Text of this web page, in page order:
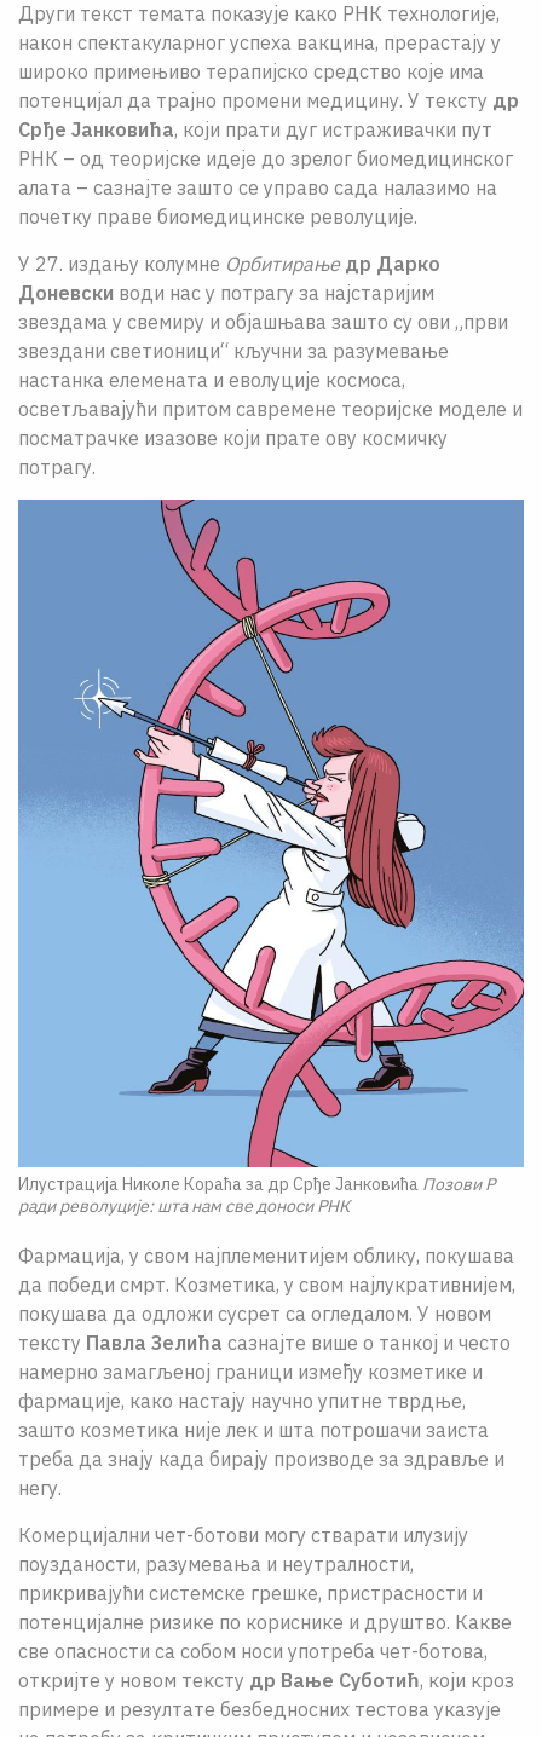
Други текст темата показује како РНК технологије,
након спектакуларног успеха вакцина, прерастају у
широко примењиво терапијско средство које има
потенцијал да трајно промени медицину. У тексту др
Срђе Јанковића, који прати дуг истраживачки пут
РНК – од теоријске идеје до зрелог биомедицинског
алата – сазнајте зашто се управо сада налазимо на
почетку праве биомедицинске револуције.
У 27. издању колумне Орбитирање др Дарко
Доневски води нас у потрагу за најстаријим
звездама у свемиру и објашњава зашто су ови „први
звездани светионици“ кључни за разумевање
настанка елемената и еволуције космоса,
осветљавајући притом савремене теоријске моделе и
посматрачке изазове који прате ову космичку
потрагу.
Илустрација Николе Кораћа за др Срђе Јанковића Позови Р
ради револуције: шта нам све доноси РНК
Фармација, у свом најплеменитијем облику, покушава
да победи смрт. Козметика, у свом најлукративнијем,
покушава да одложи сусрет са огледалом. У новом
тексту Павла Зелића сазнајте више о танкој и често
намерно замагљеној граници између козметике и
фармације, како настају научно упитне тврдње,
зашто козметика није лек и шта потрошачи заиста
треба да знају када бирају производе за здравље и
негу.
Комерцијални чет-ботови могу стварати илузију
поузданости, разумевања и неутралности,
прикривајући системске грешке, пристрасности и
потенцијалне ризике по кориснике и друштво. Какве
све опасности са собом носи употреба чет-ботова,
откријте у новом тексту др Вање Суботић, који кроз
примере и резултате безбедносних тестова указује